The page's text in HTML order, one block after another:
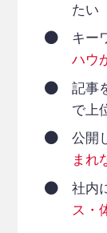
たい
キー
ハウ
記事
で上
公開
まれ
社内
ス・